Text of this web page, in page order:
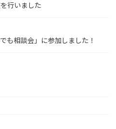
行いました
も相談会」に参加しました！